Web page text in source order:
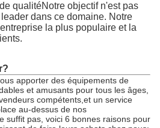
qualitéNotre objectif n'est pas
dans ce domaine. Notre
la plus populaire et la
apporter des équipements de
et amusants pour tous les âges,
compétents,et un service
au-dessus de nos
suffit pas, voici 6 bonnes raisons pour